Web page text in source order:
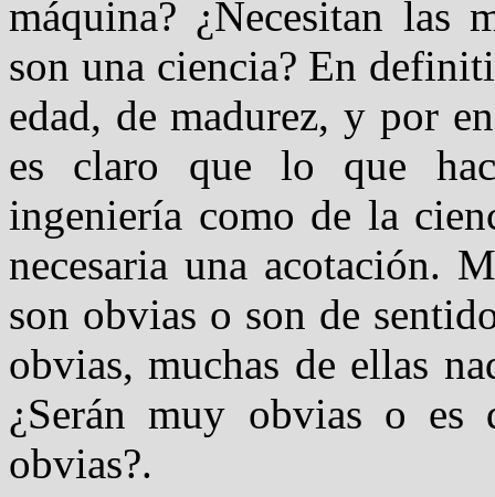
máquina? ¿Necesitan las
son una ciencia? En
edad, de madurez, y por
es claro que lo que
ingeniería como de la
necesaria una acotación.
son obvias o son de
obvias, muchas de ellas
¿Serán muy obvias o es
obvias?.